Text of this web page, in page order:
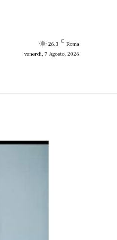
26.3 C Roma
venerdì, 7 Agosto, 2026